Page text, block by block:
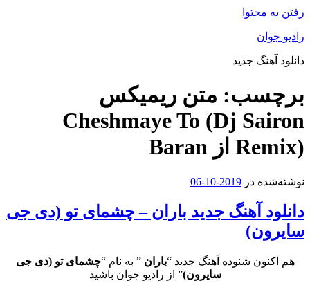
رفتن به محتوا
رادیو جوان
دانلود آهنگ جدید
برچسب: متن ریمیکس
Cheshmaye To (Dj Sairon
Remix) از Baran
نوشته‌شده در 2019-10-06
دانلود آهنگ جدید باران – چشمای تو (دی جی
سایرون)
هم اکنون شنوده آهنگ جدید “باران” به نام “چشمای تو (دی جی
سایرون)” از رادیو جوان باشید